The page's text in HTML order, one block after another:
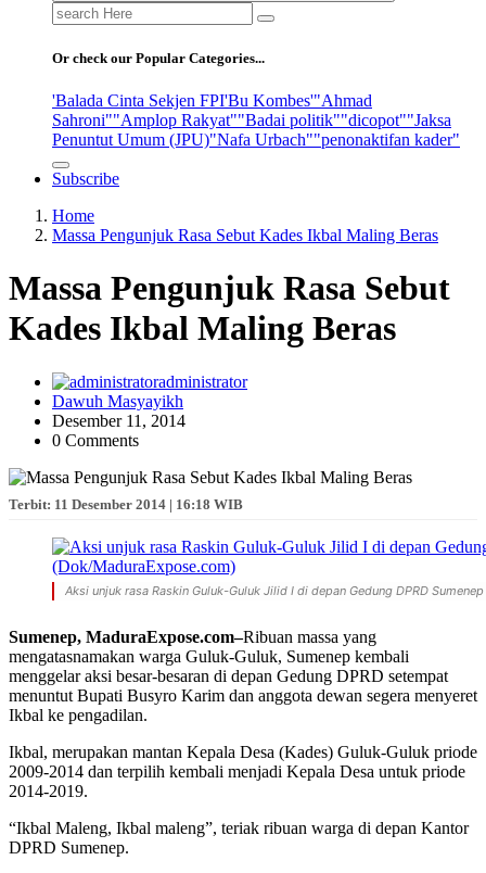
Search
for:
Or check our Popular Categories...
'Balada Cinta Sekjen FPI'Bu Kombes'"Ahmad
Sahroni""Amplop Rakyat""Badai politik""dicopot""Jaksa
Penuntut Umum (JPU)"Nafa Urbach""penonaktifan kader"
Subscribe
Home
Massa Pengunjuk Rasa Sebut Kades Ikbal Maling Beras
Massa Pengunjuk Rasa Sebut
Kades Ikbal Maling Beras
administrator
Dawuh Masyayikh
Desember 11, 2014
0 Comments
Terbit: 11 Desember 2014 | 16:18 WIB
Aksi unjuk rasa Raskin Guluk-Guluk Jilid I di depan Gedung DPRD
Sumenep, MaduraExpose.com–Ribuan massa yang
mengatasnamakan warga Guluk-Guluk, Sumenep kembali
menggelar aksi besar-besaran di depan Gedung DPRD setempat
menuntut Bupati Busyro Karim dan anggota dewan segera menyeret
Ikbal ke pengadilan.
Ikbal, merupakan mantan Kepala Desa (Kades) Guluk-Guluk priode
2009-2014 dan terpilih kembali menjadi Kepala Desa untuk priode
2014-2019.
“Ikbal Maleng, Ikbal maleng”, teriak ribuan warga di depan Kantor
DPRD Sumenep.